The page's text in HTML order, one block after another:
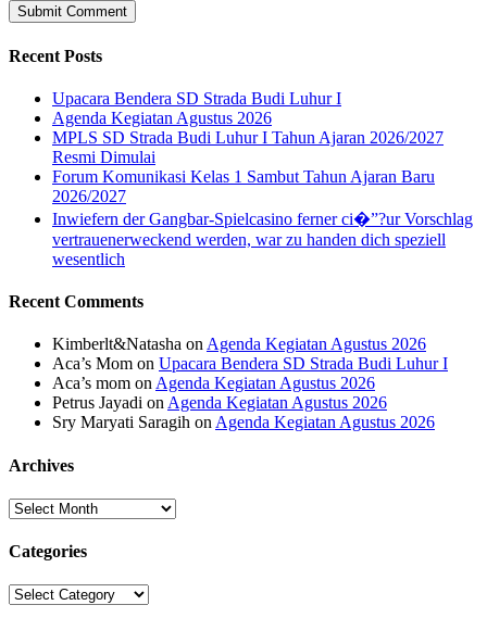
Recent Posts
Upacara Bendera SD Strada Budi Luhur I
Agenda Kegiatan Agustus 2026
MPLS SD Strada Budi Luhur I Tahun Ajaran 2026/2027
Resmi Dimulai
Forum Komunikasi Kelas 1 Sambut Tahun Ajaran Baru
2026/2027
Inwiefern der Gangbar-Spielcasino ferner ci�”?ur Vorschlag
vertrauenerweckend werden, war zu handen dich speziell
wesentlich
Recent Comments
Kimberlt&Natasha on Agenda Kegiatan Agustus 2026
Aca’s Mom on Upacara Bendera SD Strada Budi Luhur I
Aca’s mom on Agenda Kegiatan Agustus 2026
Petrus Jayadi on Agenda Kegiatan Agustus 2026
Sry Maryati Saragih on Agenda Kegiatan Agustus 2026
Archives
Archives
Categories
Categories